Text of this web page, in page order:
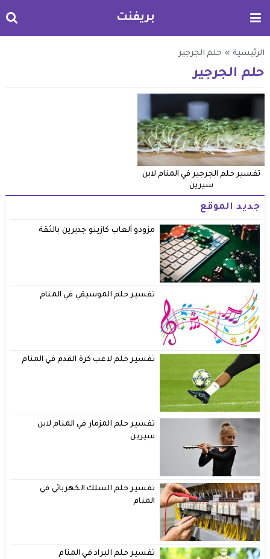
بريفنت
الرئيسية » حلم الجرجير
حلم الجرجير
تفسير حلم الجرجير في المنام لابن
سيرين
جديد الموقع
مزودو ألعاب كازينو جديرين بالثقة
تفسير حلم الموسيقي في المنام
تفسير حلم لاعب كرة القدم في المنام
تفسير حلم المزمار في المنام لابن
سيرين
تفسير حلم السلك الكهربائي في
المنام
تفسير حلم البراد في المنام